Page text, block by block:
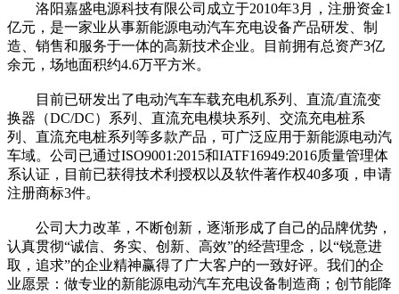
洛阳嘉盛电源科技有限公司成立于2010年3月，注册资金1
亿元，是一家业从事新能源电动汽车充电设备产品研发、制
造、销售和服务于一体的高新技术企业。目前拥有总资产3亿
余元，场地面积约4.6万平方米。
目前已研发出了电动汽车车载充电机系列、直流/直流变
换器（DC/DC）系列、直流充电模块系列、交流充电桩系
列、直流充电桩系列等多款产品，可广泛应用于新能源电动汽
车域。公司已通过ISO9001:2015和IATF16949:2016质量管理体
系认证，目前已获得技术利授权以及软件著作权40多项，申请
注册商标3件。
公司大力改革，不断创新，逐渐形成了自己的品牌优势，
认真贯彻“诚信、务实、创新、高效”的经营理念，以“锐意进
取，追求”的企业精神赢得了广大客户的一致好评。我们的企
业愿景：做专业的新能源电动汽车充电设备制造商；创节能降